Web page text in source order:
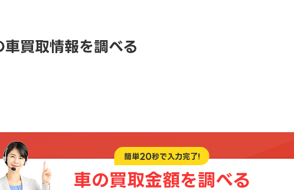
買取情報を調べる
簡単20秒で入力完了!
車の買取金額を調べる